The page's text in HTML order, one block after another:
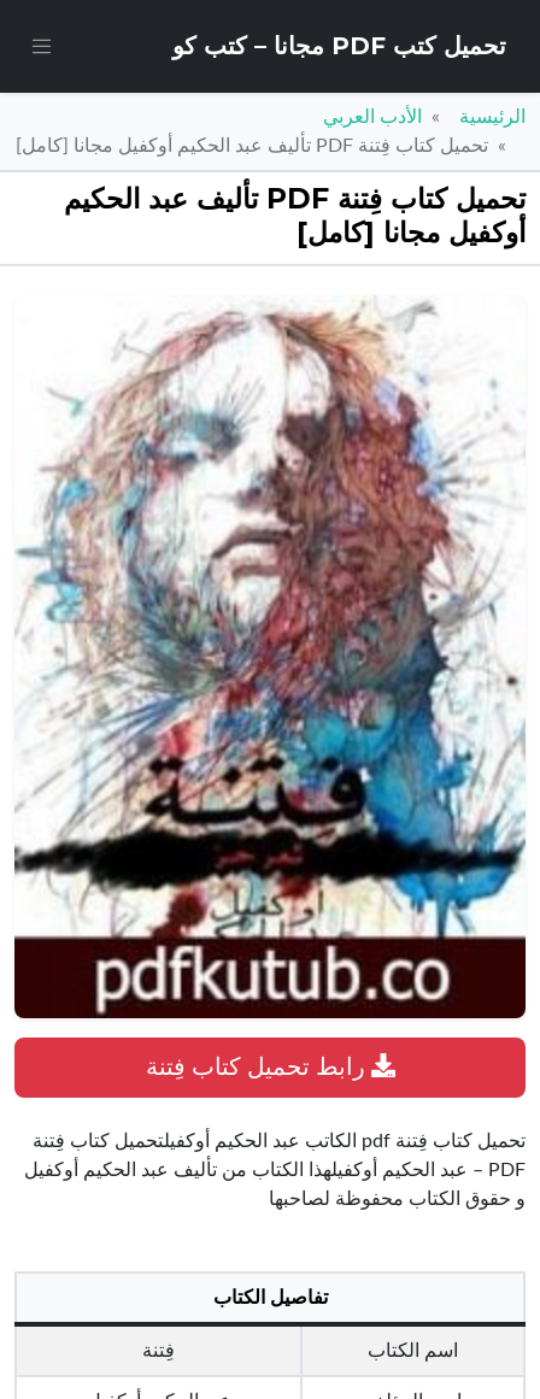
تحميل كتب PDF مجانا – كتب كو
الرئيسية
الأدب العربي
تحميل كتاب فِتنة PDF تأليف عبد الحكيم أوكفيل مجانا [كامل]
تحميل كتاب فِتنة PDF تأليف عبد الحكيم
أوكفيل مجانا [كامل]
تحميل كتاب فِتنة pdf الكاتب عبد الحكيم أوكفيلتحميل كتاب فِتنة
PDF – عبد الحكيم أوكفيلهذا الكتاب من تأليف عبد الحكيم أوكفيل
و حقوق الكتاب محفوظة لصاحبها
تفاصيل الكتاب
اسم الكتاب فِتنة